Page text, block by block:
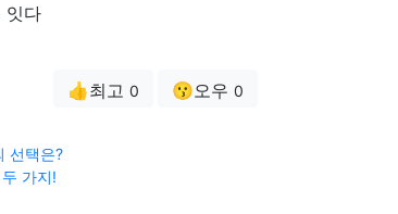
잇다
👍최고 0 😗오우 0
선택은?
가지!